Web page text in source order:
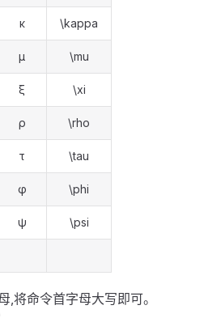
κ \kappa
μ \mu
ξ \xi
ρ \rho
τ \tau
φ \phi
ψ \psi
,将命令首字母大写即可。